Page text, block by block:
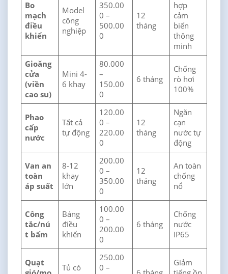
Bo
mạch
điều
khiển
Model
công
nghiệp
350.00
0 –
500.00
0
12
tháng
hợp
cảm
biến
thông
minh
Gioăng
cửa
(viền
cao su)
Mini 4-
6 khay
80.000
–
150.00
0
6 tháng
Chống
rò hơi
100%
Phao
cấp
nước
Tất cả
tự động
120.00
0 –
220.00
0
12
tháng
Ngăn
cạn
nước tự
động
Van an
toàn
áp suất
8-12
khay
lớn
200.00
0 –
350.00
0
12
tháng
An toàn
chống
nổ
Công
tắc/nú
t bấm
Bảng
điều
khiển
100.00
0 –
200.00
0
6 tháng
Chống
nước
IP65
Quạt
Tủ có
250.00
0 –
Giảm